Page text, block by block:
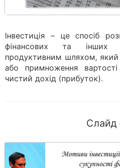
Інвестиція – це спосіб
фінансових та інших
продуктивним шляхом, який
або примноження
чистий дохід (прибуток).
Слайд